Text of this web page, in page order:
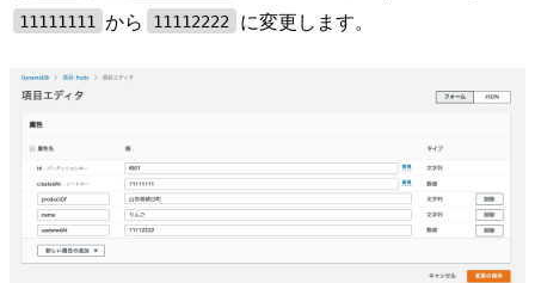
11111111 から 11112222 に変更します。